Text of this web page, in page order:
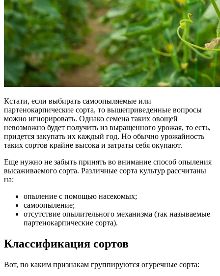
Кстати, если выбирать самоопыляемые или
партенокарпические сорта, то вышеприведенные вопросы
можно игнорировать. Однако семена таких овощей
невозможно будет получить из выращенного урожая, то есть,
придется закупать их каждый год. Но обычно урожайность
таких сортов крайне высока и затраты себя окупают.
Еще нужно не забыть принять во внимание способ опыления
высаживаемого сорта. Различные сорта культур рассчитаны
на:
опыление с помощью насекомых;
самоопыление;
отсутствие опылительного механизма (так называемые
партенокарпические сорта).
Классификация сортов
Вот, по каким признакам группируются огуречные сорта: